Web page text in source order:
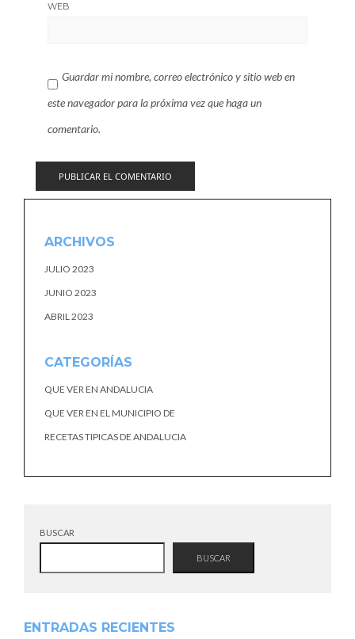
WEB
Guardar mi nombre, correo electrónico y sitio web en
este navegador para la próxima vez que haga un
comentario.
ARCHIVOS
JULIO 2023
JUNIO 2023
ABRIL 2023
CATEGORÍAS
QUE VER EN ANDALUCIA
QUE VER EN EL MUNICIPIO DE
RECETAS TIPICAS DE ANDALUCIA
BUSCAR
BUSCAR
ENTRADAS RECIENTES